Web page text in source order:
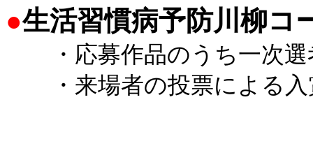
●生活習慣病予防川柳コ
・応募作品のうち一次選
・来場者の投票による入